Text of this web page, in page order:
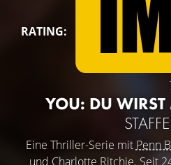
RATING:
YOU: DU WIRST
Eine Thriller-Serie mit Penn
und Charlotte Ritchie. Seit